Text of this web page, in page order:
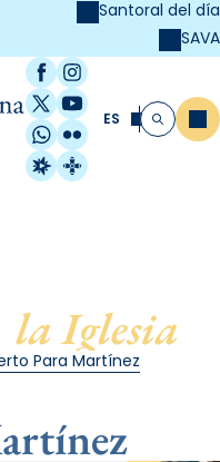
Santoral del día
SAVA
Facebook
Instagram
X / Twitter
YouTube
WhatsApp
Flickr
Radio Estel
Catalunya
ES Buscar
la Iglesia
Para Martínez